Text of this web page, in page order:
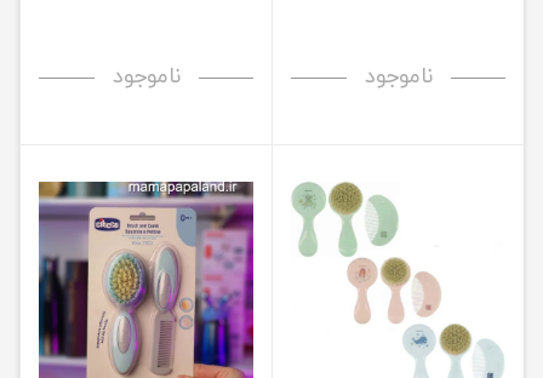
ناموجود ناموجود